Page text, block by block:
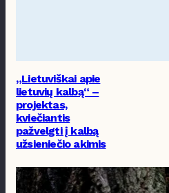
„Lietuviškai apie
lietuvių kalbą“ –
projektas,
kviečiantis
pažvelgti į kalbą
užsieniečio akimis